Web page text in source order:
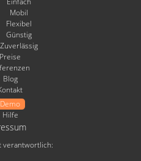
Mobil
Flexibel
Günstig
Zuverlässig
Preise
Blog
Demo
Hilfe
verantwortlich: